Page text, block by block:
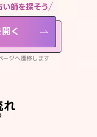
師を探そう
く
ジへ遷移します